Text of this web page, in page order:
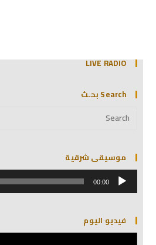
LIVE RADIO
Search بحـث
موسيقى شرقية
مشغل
الصوت 00:00
فيديو اليوم
مشغل